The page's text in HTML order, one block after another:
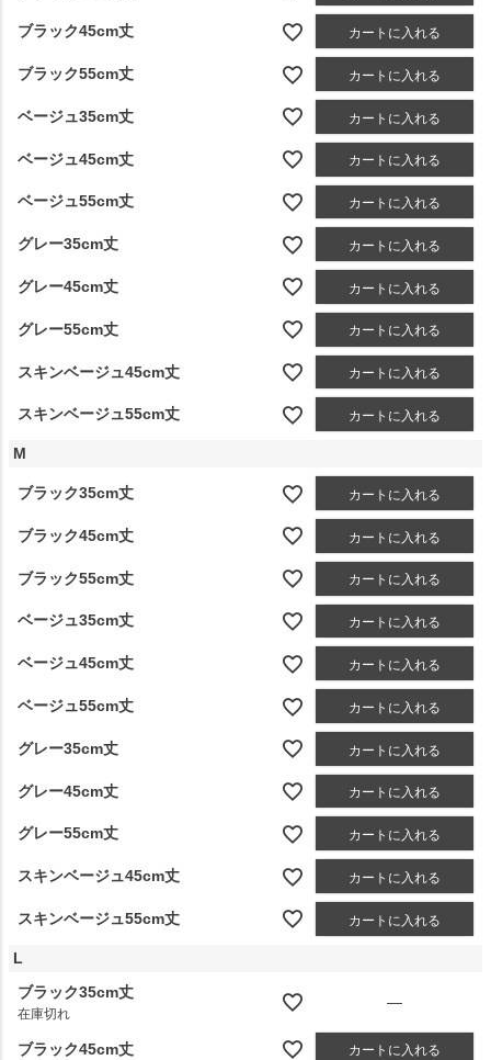
ブラック45cm丈 カートに入れる
ブラック55cm丈 カートに入れる
ベージュ35cm丈 カートに入れる
ベージュ45cm丈 カートに入れる
ベージュ55cm丈 カートに入れる
グレー35cm丈 カートに入れる
グレー45cm丈 カートに入れる
グレー55cm丈 カートに入れる
スキンベージュ45cm丈 カートに入れる
スキンベージュ55cm丈 カートに入れる
M
ブラック35cm丈 カートに入れる
ブラック45cm丈 カートに入れる
ブラック55cm丈 カートに入れる
ベージュ35cm丈 カートに入れる
ベージュ45cm丈 カートに入れる
ベージュ55cm丈 カートに入れる
グレー35cm丈 カートに入れる
グレー45cm丈 カートに入れる
グレー55cm丈 カートに入れる
スキンベージュ45cm丈 カートに入れる
スキンベージュ55cm丈 カートに入れる
L
ブラック35cm丈
在庫切れ
—
ブラック45cm丈 カートに入れる